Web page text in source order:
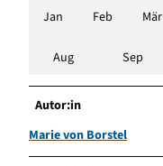
Jan Feb Mär
Aug Sep
Autor:in
Marie von Borstel